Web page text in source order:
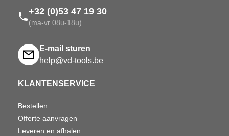
+32 (0)53 47 19 30
(ma-vr 08u-18u)
E-mail sturen
help@vd-tools.be
KLANTENSERVICE
Bestellen
Offerte aanvragen
Leveren en afhalen